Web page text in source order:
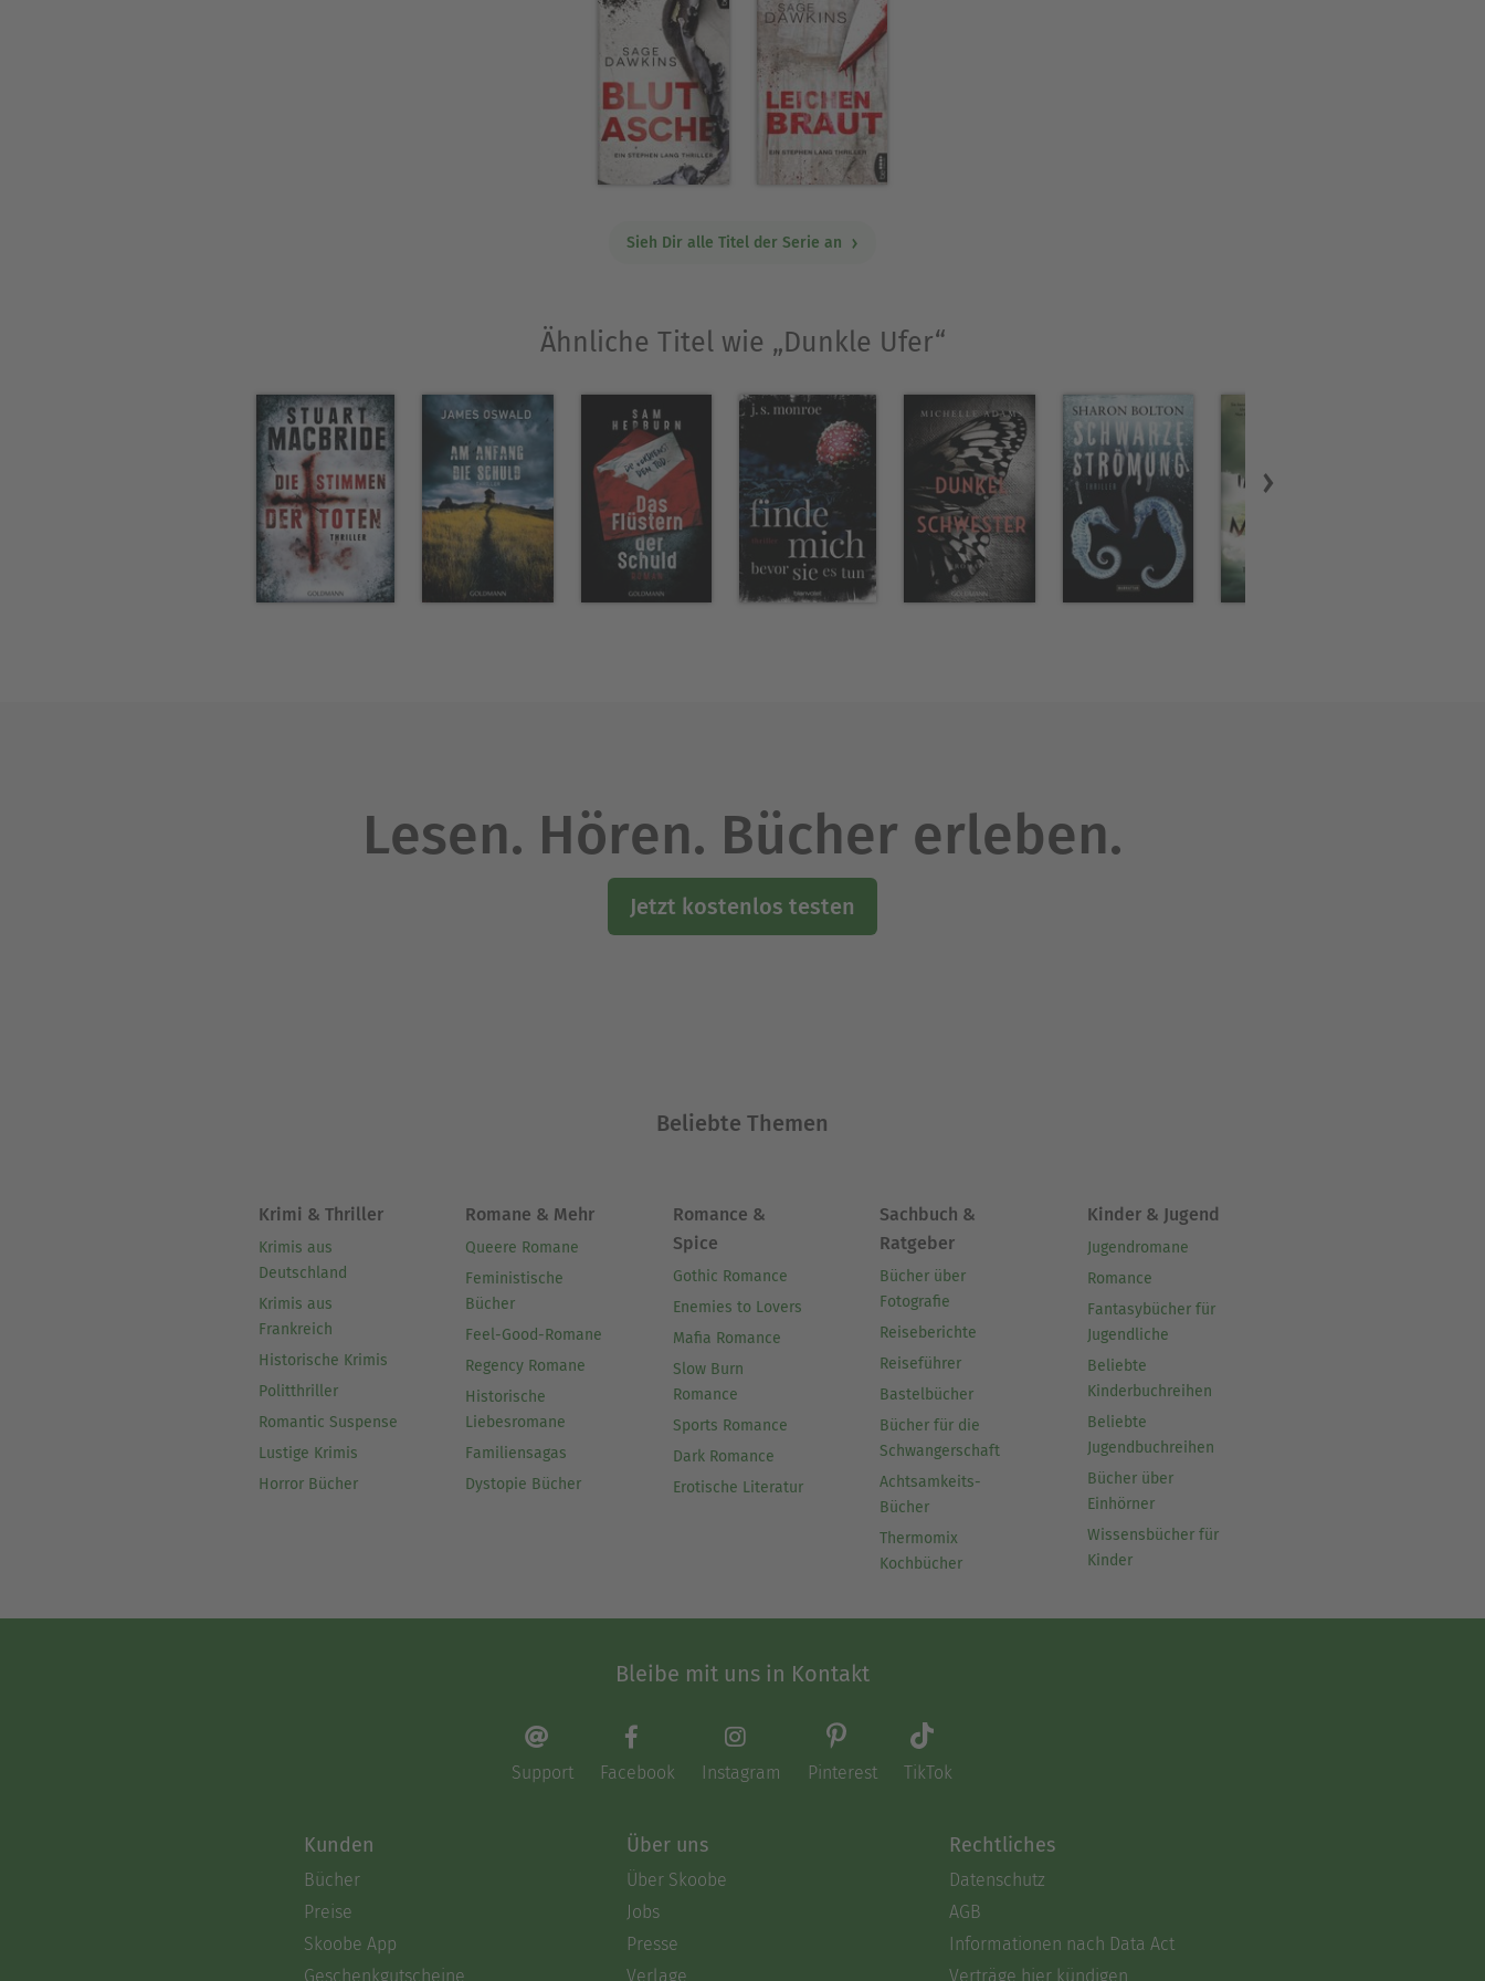
Sieh Dir alle Titel der Serie an
Ähnliche Titel wie „Dunkle Ufer“
Lesen. Hören. Bücher erleben.
Jetzt kostenlos testen
Beliebte Themen
Krimi & Thriller
Krimis aus
Deutschland
Krimis aus
Frankreich
Historische Krimis
Politthriller
Romantic Suspense
Lustige Krimis
Horror Bücher
Romane & Mehr
Queere Romane
Feministische
Bücher
Feel-Good-Romane
Regency Romane
Historische
Liebesromane
Familiensagas
Dystopie Bücher
Romance &
Spice
Gothic Romance
Enemies to Lovers
Mafia Romance
Slow Burn
Romance
Sports Romance
Dark Romance
Erotische Literatur
Sachbuch &
Ratgeber
Bücher über
Fotografie
Reiseberichte
Reiseführer
Bastelbücher
Bücher für die
Schwangerschaft
Achtsamkeits-
Bücher
Thermomix
Kochbücher
Kinder & Jugend
Jugendromane
Romance
Fantasybücher für
Jugendliche
Beliebte
Kinderbuchreihen
Beliebte
Jugendbuchreihen
Bücher über
Einhörner
Wissensbücher für
Kinder
Bleibe mit uns in Kontakt
Support Facebook Instagram Pinterest TikTok
Kunden
Bücher
Preise
Skoobe App
Geschenkgutscheine
Über uns
Über Skoobe
Jobs
Presse
Verlage
Rechtliches
Datenschutz
AGB
Informationen nach Data Act
Verträge hier kündigen